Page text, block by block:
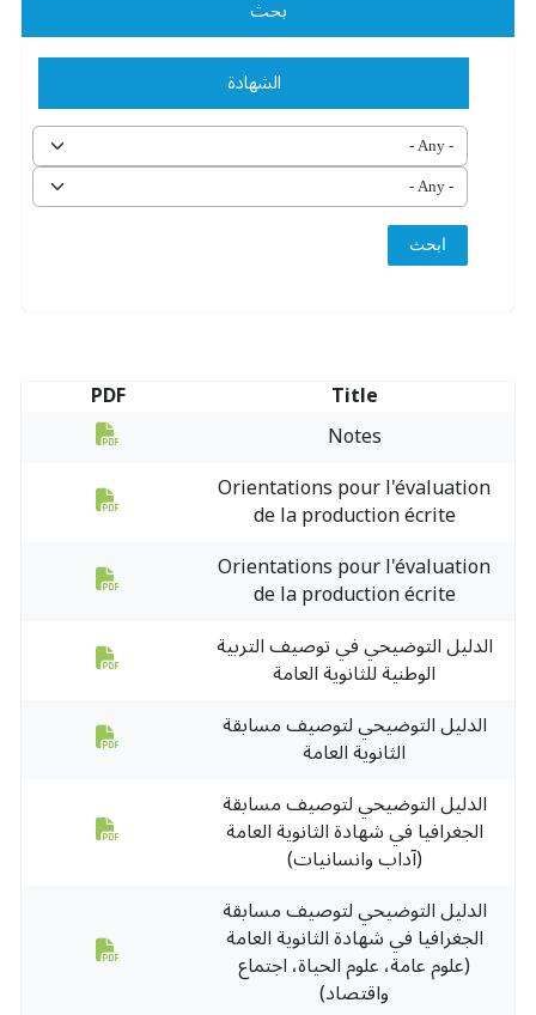
بحث
الشهادة
Title
PDF
Notes
Orientations pour l'évaluation
de la production écrite
Orientations pour l'évaluation
de la production écrite
الدليل التوضيحي في توصيف التربية
الوطنية للثانوية العامة
الدليل التوضيحي لتوصيف مسابقة
الثانوية العامة
الدليل التوضيحي لتوصيف مسابقة
الجغرافيا في شهادة الثانوية العامة
(آداب وانسانيات)
الدليل التوضيحي لتوصيف مسابقة
الجغرافيا في شهادة الثانوية العامة
(علوم عامة، علوم الحياة، اجتماع
واقتصاد)